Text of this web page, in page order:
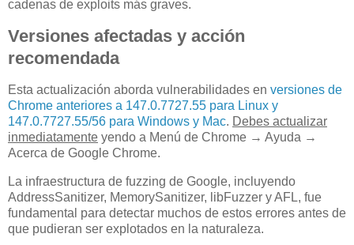
cadenas de exploits más graves.
Versiones afectadas y acción
recomendada
Esta actualización aborda vulnerabilidades en versiones de
Chrome anteriores a 147.0.7727.55 para Linux y
147.0.7727.55/56 para Windows y Mac. Debes actualizar
inmediatamente yendo a Menú de Chrome → Ayuda →
Acerca de Google Chrome.
La infraestructura de fuzzing de Google, incluyendo
AddressSanitizer, MemorySanitizer, libFuzzer y AFL, fue
fundamental para detectar muchos de estos errores antes de
que pudieran ser explotados en la naturaleza.